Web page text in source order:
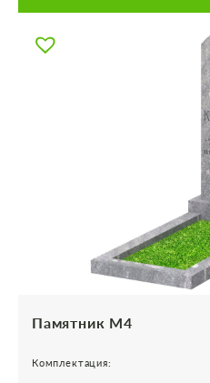
Памятник М4
Комплектация: